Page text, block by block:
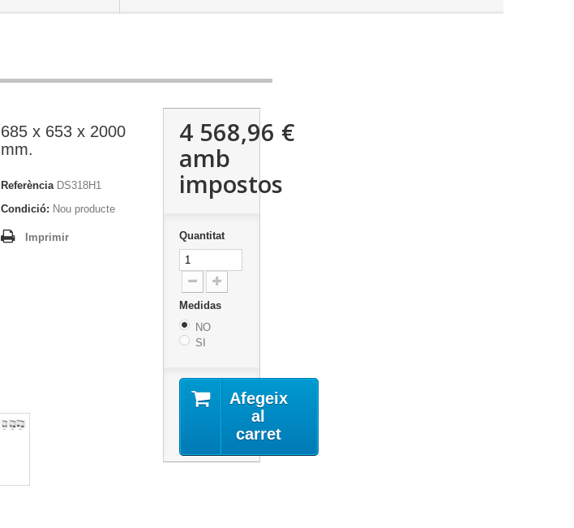
685 x 653 x 2000
mm.
Referència DS318H1
Condició: Nou producte
Imprimir
4 568,96 €
amb
impostos
Quantitat
Medidas
NO
SI
Afegeix
al
carret